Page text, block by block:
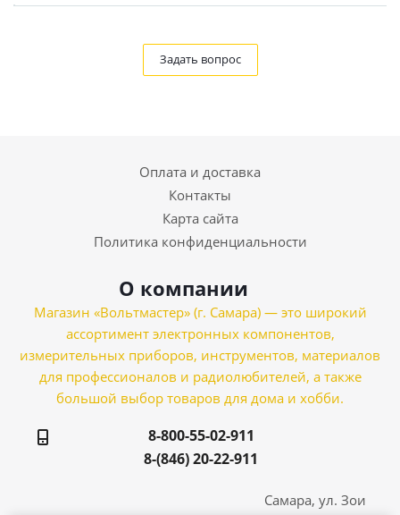
Задать вопрос
Оплата и доставка
Контакты
Карта сайта
Политика конфиденциальности
О компании
Магазин «Вольтмастер» (г. Самара) — это широкий
ассортимент электронных компонентов,
измерительных приборов, инструментов, материалов
для профессионалов и радиолюбителей, а также
большой выбор товаров для дома и хобби.
8-800-55-02-911
8-(846) 20-22-911
Самара, ул. Зои